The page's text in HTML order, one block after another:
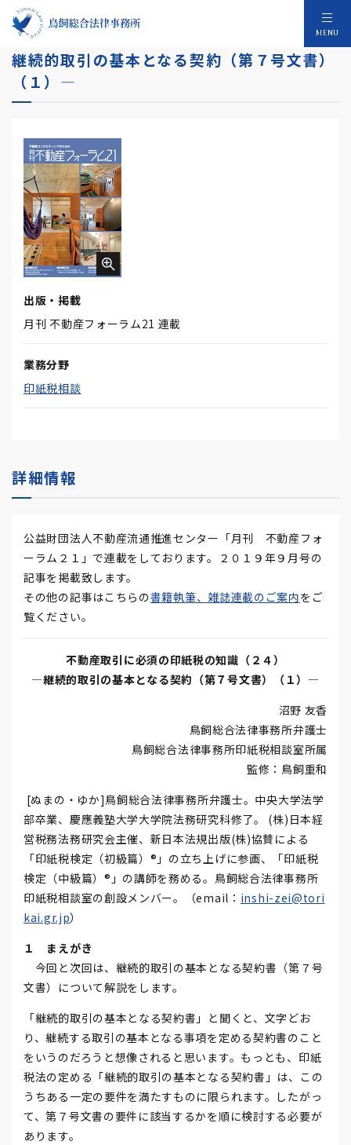
MENU
不動産取引に必須の印紙税の知識（２４）―
継続的取引の基本となる契約（第７号文書）
（１）―
出版・掲載
月刊 不動産フォーラム21 連載
業務分野
印紙税相談
詳細情報
公益財団法人不動産流通推進センター「月刊 不動産フォ
ーラム２１」で連載をしております。２０１９年９月号の
記事を掲載致します。
その他の記事はこちらの書籍執筆、雑誌連載のご案内をご
覧ください。
不動産取引に必須の印紙税の知識（２４）
―継続的取引の基本となる契約（第７号文書）（１）―
沼野 友香
鳥飼総合法律事務所弁護士
鳥飼総合法律事務所印紙税相談室所属
監修：鳥飼重和
[ぬまの・ゆか]鳥飼総合法律事務所弁護士。中央大学法学
部卒業、慶應義塾大学大学院法務研究科修了。 (株)日本経
営税務法務研究会主催、新日本法規出版(株)協賛による
「印紙税検定（初級篇）®」の立ち上げに参画、「印紙税
検定（中級篇）®」の講師を務める。鳥飼総合法律事務所
印紙税相談室の創設メンバー。（email： inshi-zei@tori
kai.gr.jp）
１ まえがき
今回と次回は、継続的取引の基本となる契約書（第７号
文書）について解説をします。
「継続的取引の基本となる契約書」と聞くと、文字どお
り、継続する取引の基本となる事項を定める契約書のこと
をいうのだろうと想像されると思います。もっとも、印紙
税法の定める「継続的取引の基本となる契約書」は、この
うちある一定の要件を満たすものに限られます。したがっ
て、第７号文書の要件に該当するかを順に検討する必要が
あります。